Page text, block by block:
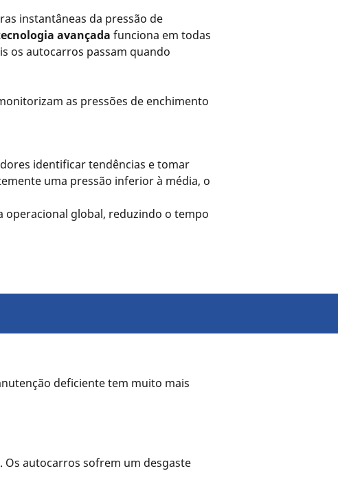
instantâneas da pressão de
avançada funciona em todas
os autocarros passam quando
as pressões de enchimento
identificar tendências e tomar
uma pressão inferior à média, o
operacional global, reduzindo o tempo
deficiente tem muito mais
autocarros sofrem um desgaste